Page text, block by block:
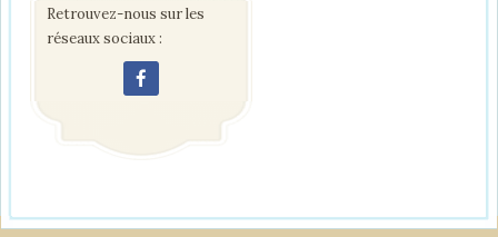
Retrouvez-nous sur les
réseaux sociaux :